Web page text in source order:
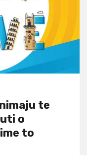
te
o
to